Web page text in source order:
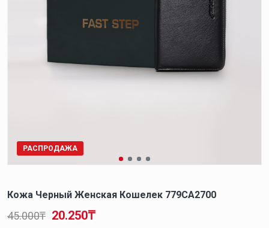
РАСПРОДАЖА
Кожа Черный Женская Кошелек 779CA2700
20.250₸
45.000₸